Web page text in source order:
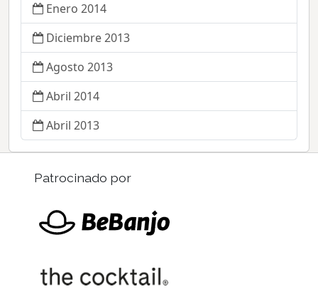
Enero 2014
Diciembre 2013
Agosto 2013
Abril 2014
Abril 2013
Patrocinado por